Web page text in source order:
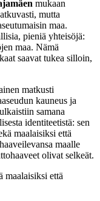
mukaan
mutta
maa.
pieniä yhteisöjä:
maa. Nämä
saavat tukea silloin,
matkusti
kauneus ja
samana
identiteetistä: sen
maalaisiksi että
maalle
olivat selkeät.
maalaisiksi että